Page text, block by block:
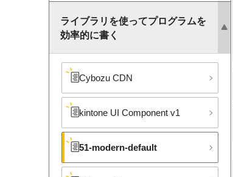
ライブラリを​使って​プログラムを​
効率的に​書く
Cybozu CDN
kintone UI Component v1
51-modern-default